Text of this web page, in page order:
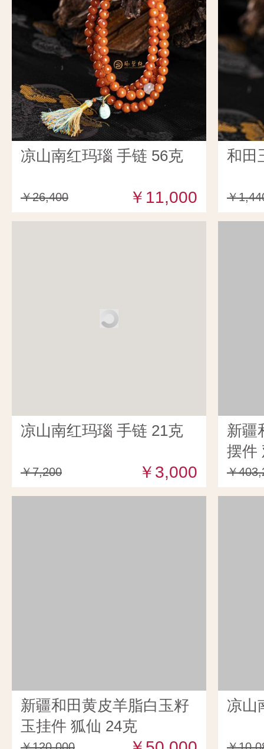
凉山南红玛瑙 手链 56克
￥26,400 ￥11,000
和田
￥
凉山南红玛瑙 手链 21克
￥7,200 ￥3,000
新疆
摆件
￥
新疆和田黄皮羊脂白玉籽
玉挂件 狐仙 24克
凉山